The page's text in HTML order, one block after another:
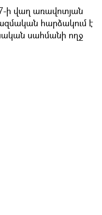
ի վաղ առավոտյան
հարձակում է
սահմանի ողջ